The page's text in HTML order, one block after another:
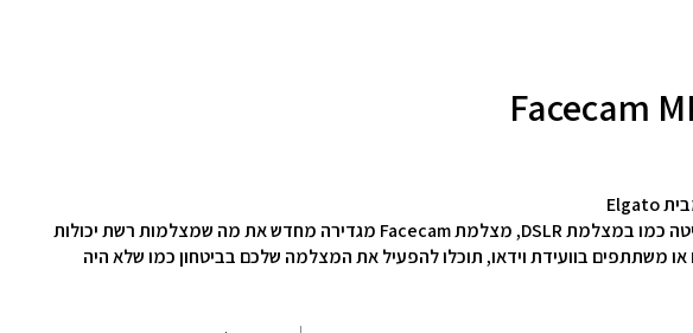
עם וידאו HDR חלק במיוחד ושליטה כמו במצלמת DSLR, מצלמת Facecam מגדירה מחדש את מה שמצלמות רשת יכולות
משתתפים בוועידת וידאו, תוכלו להפעיל את המצלמה שלכם בביטחון כמו שלא היה